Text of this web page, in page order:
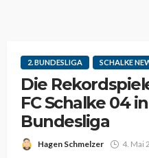
2. BUNDESLIGA SCHALKE
Die
FC Schalke 04
Bundesliga
Hagen Schmelzer 4. Mai